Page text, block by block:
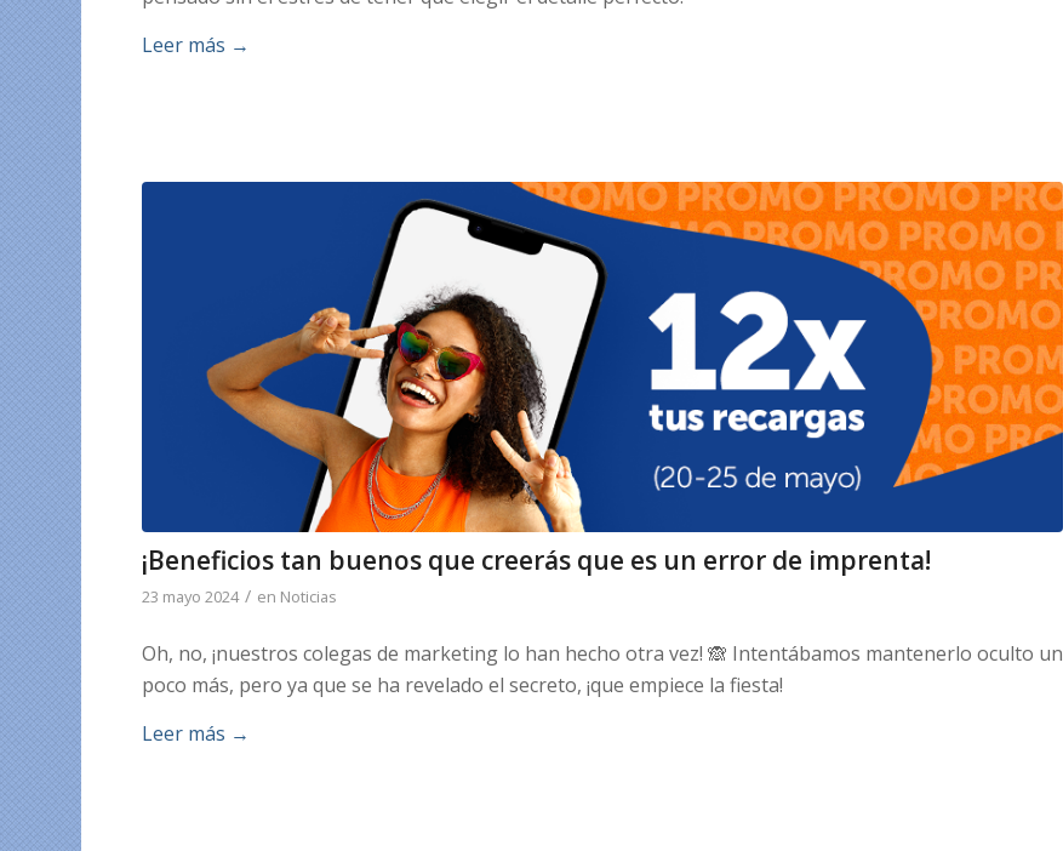
Leer más →
¡Beneficios tan buenos que creerás que es un error de imprenta!
23 mayo 2024 / en Noticias
Oh, no, ¡nuestros colegas de marketing lo han hecho otra vez! 🙈 Intentábamos mantenerlo oculto un
poco más, pero ya que se ha revelado el secreto, ¡que empiece la fiesta!
Leer más →